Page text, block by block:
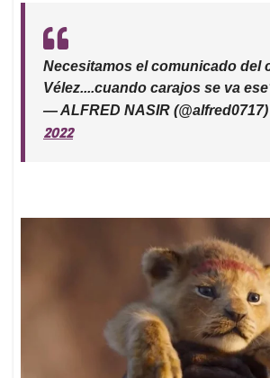
Necesitamos el comunicado del
Vélez....cuando carajos se va
— ALFRED NASIR (@alfred0717)
2022